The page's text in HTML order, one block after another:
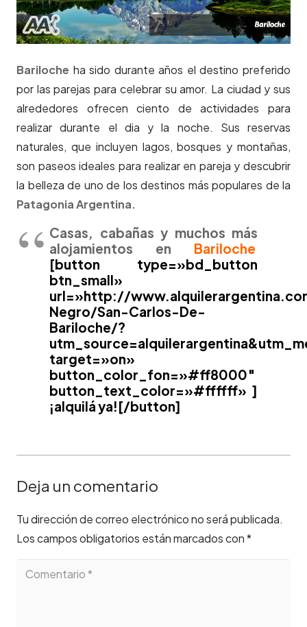
Bariloche ha sido durante años el destino preferido
por las parejas para celebrar su amor. La ciudad y sus
alrededores ofrecen ciento de actividades para
realizar durante el dia y la noche. Sus reservas
naturales, que incluyen lagos, bosques y montañas,
son paseos ideales para realizar en pareja y descubrir
la belleza de uno de los destinos más populares de la
Patagonia Argentina.
Casas, cabañas y muchos más
alojamientos en Bariloche
[button type=»bd_button
btn_small»
url=»http://
Negro/San-Carlos-De-
Bariloche/?
target=»on»
button_color_fon=»#ff8000″
button_text_color=»#ffffff» ]
¡alquilá ya![/button]
Deja un comentario
Tu dirección de correo electrónico no será publicada.
Los campos obligatorios están marcados con*